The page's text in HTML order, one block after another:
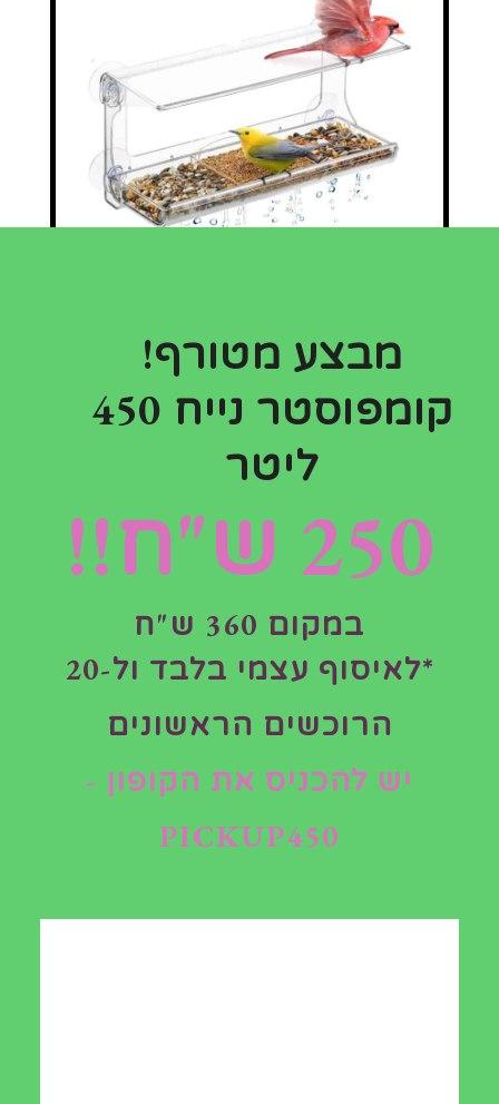
מתקן האכלה לציפורים
קטגוריות חנות מוצרים נלווים לחממות ביתיות
מבצע מטורף!
קומפוסטר נייח 450
ליטר
250 ש"ח!!
במקום 360 ש"ח
*לאיסוף עצמי בלבד ול-20
הרוכשים הראשונים
יש להכניס את הקופון -
PICKUP450